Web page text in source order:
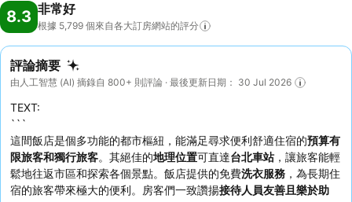
8.3 非常好
根據 5,799 個來自各大訂房網站的評分
評論摘要
由人工智慧 (AI) 摘錄自 800+ 則評論 · 最後更新日期： 30 Jul 2026
TEXT:
```
這間飯店是個多功能的都市樞紐，能滿足尋求便利舒適住宿的預算有
限旅客和獨行旅客。其絕佳的地理位置可直達台北車站 ，讓旅客能輕
鬆地往返市區和探索各個景點。飯店提供的免費洗衣服務 ，為長期住
宿的旅客帶來極大的便利。房客們一致讚揚接待人員友善且樂於助